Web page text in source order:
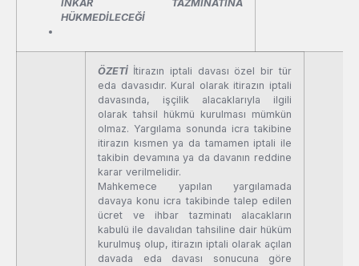
İNKAR TAZMİNATINA
HÜKMEDİLECEĞİ
ÖZETİ İtirazın iptali davası özel bir tür
eda davasıdır. Kural olarak itirazın iptali
davasında, işçilik alacaklarıyla ilgili
olarak tahsil hükmü kurulması mümkün
olmaz. Yargılama sonunda icra takibine
itirazın kısmen ya da tamamen iptali ile
takibin devamına ya da davanın reddine
karar verilmelidir.
Mahkemece yapılan yargılamada
davaya konu icra takibinde talep edilen
ücret ve ihbar tazminatı alacakların
kabulü ile davalıdan tahsiline dair hüküm
kurulmuş olup, itirazın iptali olarak açılan
davada eda davası sonucuna göre